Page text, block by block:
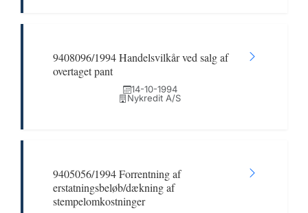
9408096/1994 Handelsvilkår ved salg af
overtaget pant
14-10-1994
Nykredit A/S
9405056/1994 Forrentning af
erstatningsbeløb/dækning af
stempelomkostninger